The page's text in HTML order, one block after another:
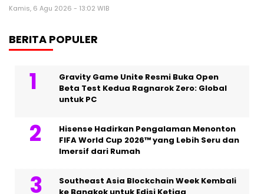
Kamis, 6 Agu 2026 - 13:02 WIB
BERITA POPULER
Gravity Game Unite Resmi Buka Open
Beta Test Kedua Ragnarok Zero: Global
untuk PC
Hisense Hadirkan Pengalaman Menonton
FIFA World Cup 2026™ yang Lebih Seru dan
Imersif dari Rumah
Southeast Asia Blockchain Week Kembali